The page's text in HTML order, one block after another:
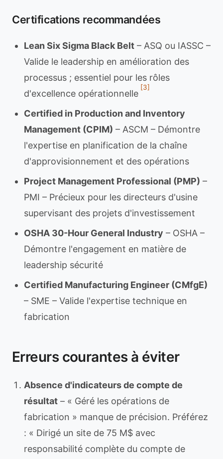
Certifications recommandées
Lean Six Sigma Black Belt – ASQ ou IASSC –
Valide le leadership en amélioration des
processus ; essentiel pour les rôles
d'excellence opérationnelle
[3]
Certified in Production and Inventory
Management (CPIM) – ASCM – Démontre
l'expertise en planification de la chaîne
d'approvisionnement et des opérations
Project Management Professional (PMP) –
PMI – Précieux pour les directeurs d'usine
supervisant des projets d'investissement
OSHA 30-Hour General Industry – OSHA –
Démontre l'engagement en matière de
leadership sécurité
Certified Manufacturing Engineer (CMfgE)
– SME – Valide l'expertise technique en
fabrication
Erreurs courantes à éviter
Absence d'indicateurs de compte de
résultat – « Géré les opérations de
fabrication » manque de précision. Préférez
: « Dirigé un site de 75 M$ avec
responsabilité complète du compte de